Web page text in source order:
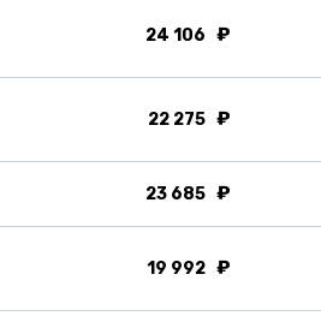
24 106
22 275
23 685
19 992